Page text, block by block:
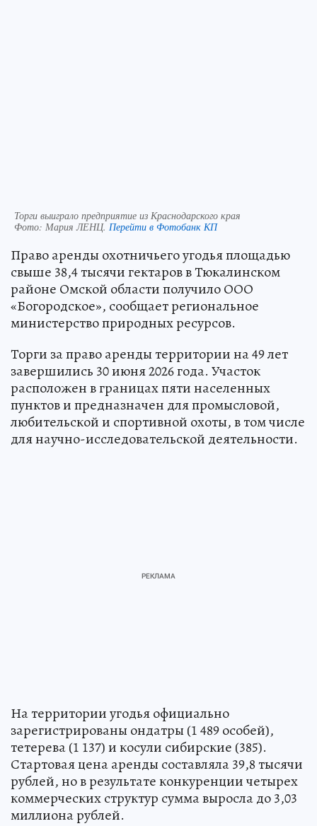
Торги выиграло предприятие из Краснодарского края
Фото: Мария ЛЕНЦ. Перейти в Фотобанк КП
Право аренды охотничьего угодья площадью
свыше 38,4 тысячи гектаров в Тюкалинском
районе Омской области получило ООО
«Богородское», сообщает региональное
министерство природных ресурсов.
Торги за право аренды территории на 49 лет
завершились 30 июня 2026 года. Участок
расположен в границах пяти населенных
пунктов и предназначен для промысловой,
любительской и спортивной охоты, в том числе
для научно-исследовательской деятельности.
На территории угодья официально
зарегистрированы ондатры (1 489 особей),
тетерева (1 137) и косули сибирские (385).
Стартовая цена аренды составляла 39,8 тысячи
рублей, но в результате конкуренции четырех
коммерческих структур сумма выросла до 3,03
миллиона рублей.